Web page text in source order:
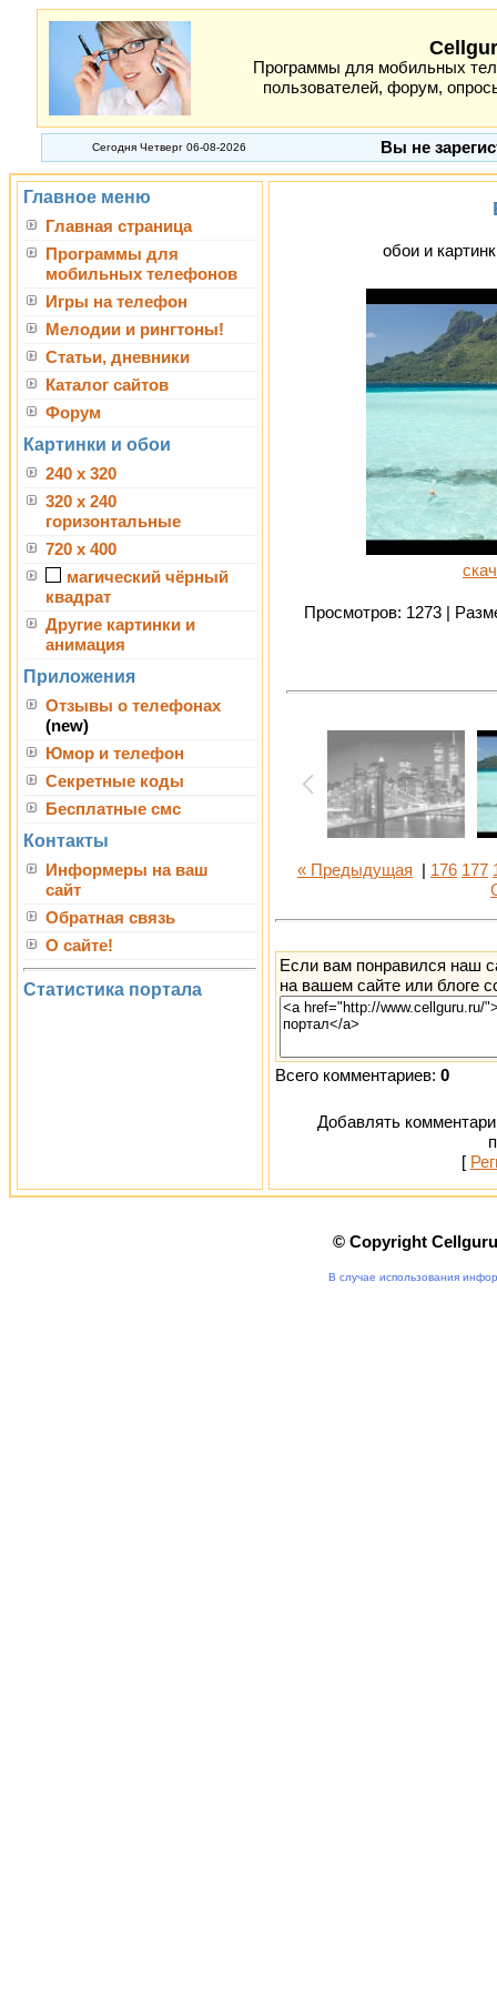
Программы для мобильных
пользователей, форум,
Сегодня Четверг 06-08-2026 Вы не
Главное меню
Главная страница
Программы для
мобильных телефонов
Игры на телефон
Мелодии и рингтоны!
Статьи, дневники
Каталог сайтов
Форум
Картинки и обои
240 x 320
320 x 240
горизонтальные
720 x 400
магический чёрный
квадрат
Другие картинки и
анимация
Приложения
Отзывы о телефонах
(new)
Юмор и телефон
Секретные коды
Бесплатные смс
Контакты
Информеры на ваш
сайт
Обратная связь
О сайте!
Статистика портала
обои и
Просмотров: 1273 |
« Предыдущая 176 177
Если вам понравился наш
на вашем сайте или блоге
Всего комментариев: 0
Добавлять
[
© Copyright
В случае использования